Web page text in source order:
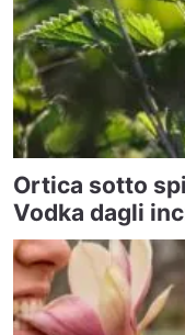
Ortica sotto
Vodka dagli